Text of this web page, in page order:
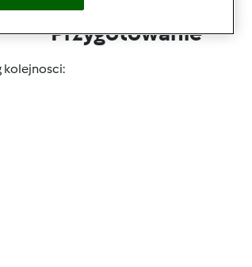
Przygotowanie
kolejnosci: